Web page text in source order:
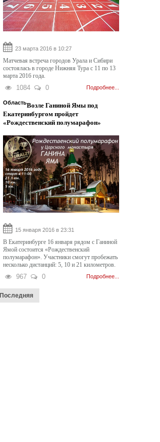
23 марта 2016 в 10:27
Матчевая встреча городов Урала и Сибири
состоялась в городе Нижняя Тура с 11 по 13
марта 2016 года.
1084 0 Подробнее...
ОбластьВозле Ганиной Ямы под
Екатеринбургом пройдет
«Рождественский полумарафон»
15 января 2016 в 23:31
В Екатеринбурге 16 января рядом с Ганиной
Ямой состоится «Рождественский
полумарафон». Участники смогут пробежать
несколько дистанций: 5, 10 и 21 километров.
967 0 Подробнее...
Последняя